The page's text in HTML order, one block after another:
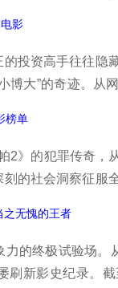
的电影，既是叙
影
投资高手往往
博大”的奇迹。
明：高回报不一
榜单
2》的犯罪传奇，
的社会洞察征服
下面跟着榜中榜
之无愧的王者
的终极试验场。
刷新影史纪录。